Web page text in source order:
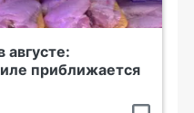
августе:
приближается